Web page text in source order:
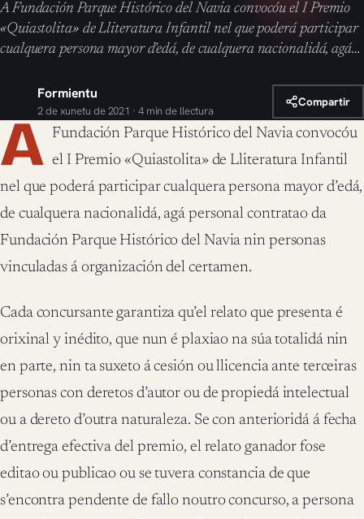
A Fundación Parque Histórico del Navia convocóu el I Premio
«Quiastolita» de Lliteratura Infantil nel que poderá participar
cualquera persona mayor d’edá, de cualquera nacionalidá, agá…
Formientu
2 de xunetu de 2021 · 4 min de llectura
Compartir
A Fundación Parque Histórico del Navia convocóu
el I Premio «Quiastolita» de Lliteratura Infantil
nel que poderá participar cualquera persona mayor d’edá,
de cualquera nacionalidá, agá personal contratao da
Fundación Parque Histórico del Navia nin personas
vinculadas á organización del certamen.
Cada concursante garantiza qu’el relato que presenta é
orixinal y inédito, que nun é plaxiao na súa totalidá nin
en parte, nin ta suxeto á cesión ou llicencia ante terceiras
personas con deretos d’autor ou de propiedá intelectual
ou a dereto d’outra naturaleza. Se con anterioridá á fecha
d’entrega efectiva del premio, el relato ganador fose
editao ou publicao ou se tuvera constancia de que
s’encontra pendente de fallo noutro concurso, a persona